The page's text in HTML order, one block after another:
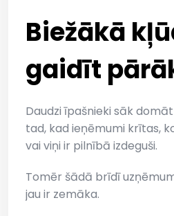
Biežākā
gaidīt
Daudzi īpašnieki sāk
tad, kad ieņēmumi krītas,
vai viņi ir pilnībā izdeguši.
Tomēr šādā brīdī
jau ir zemāka.